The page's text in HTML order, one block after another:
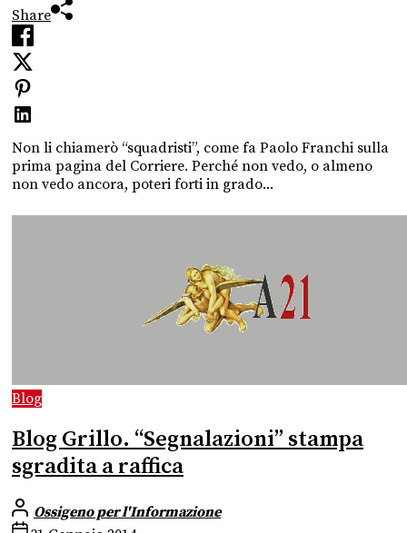
Share
Non li chiamerò “squadristi”, come fa Paolo Franchi sulla
prima pagina del Corriere. Perché non vedo, o almeno
non vedo ancora, poteri forti in grado...
Blog
Blog Grillo. “Segnalazioni” stampa
sgradita a raffica
Ossigeno per l'Informazione